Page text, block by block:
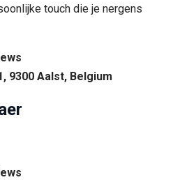
touch die je nergens
9300 Aalst, Belgium